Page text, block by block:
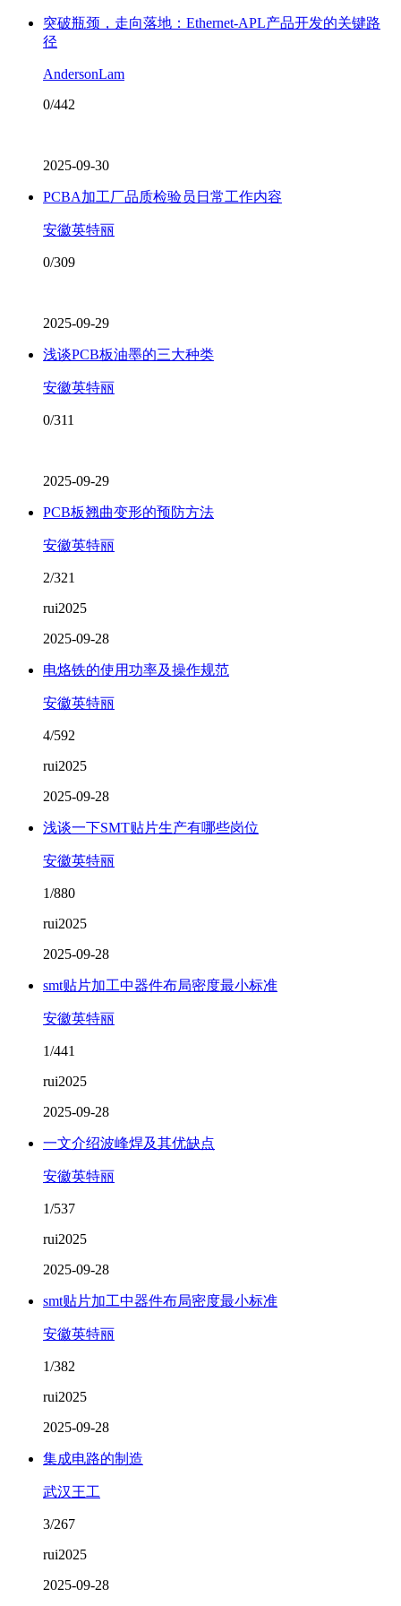
突破瓶颈，走向落地：Ethernet-APL产品开发的关键路
径
AndersonLam
0/442
2025-09-30
PCBA加工厂品质检验员日常工作内容
安徽英特丽
0/309
2025-09-29
浅谈PCB板油墨的三大种类
安徽英特丽
0/311
2025-09-29
PCB板翘曲变形的预防方法
安徽英特丽
2/321
rui2025
2025-09-28
电烙铁的使用功率及操作规范
安徽英特丽
4/592
rui2025
2025-09-28
浅谈一下SMT贴片生产有哪些岗位
安徽英特丽
1/880
rui2025
2025-09-28
smt贴片加工中器件布局密度最小标准
安徽英特丽
1/441
rui2025
2025-09-28
一文介绍波峰焊及其优缺点
安徽英特丽
1/537
rui2025
2025-09-28
smt贴片加工中器件布局密度最小标准
安徽英特丽
1/382
rui2025
2025-09-28
集成电路的制造
武汉王工
3/267
rui2025
2025-09-28